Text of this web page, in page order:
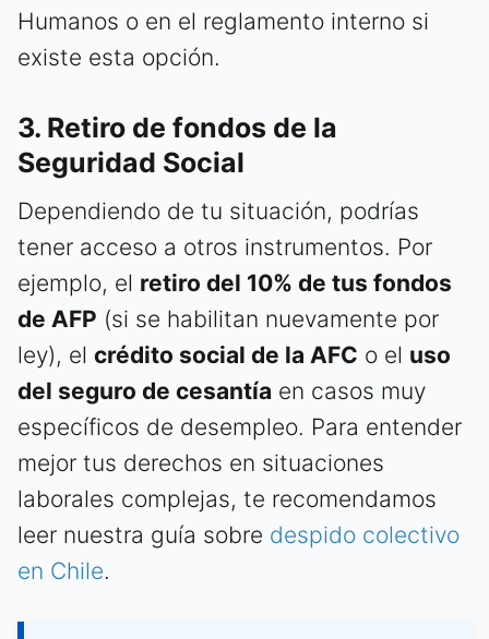
Humanos o en el reglamento interno si
existe esta opción.
3. Retiro de fondos de la
Seguridad Social
Dependiendo de tu situación, podrías
tener acceso a otros instrumentos. Por
ejemplo, el retiro del 10% de tus fondos
de AFP (si se habilitan nuevamente por
ley), el crédito social de la AFC o el uso
del seguro de cesantía en casos muy
específicos de desempleo. Para entender
mejor tus derechos en situaciones
laborales complejas, te recomendamos
leer nuestra guía sobre despido colectivo
en Chile.